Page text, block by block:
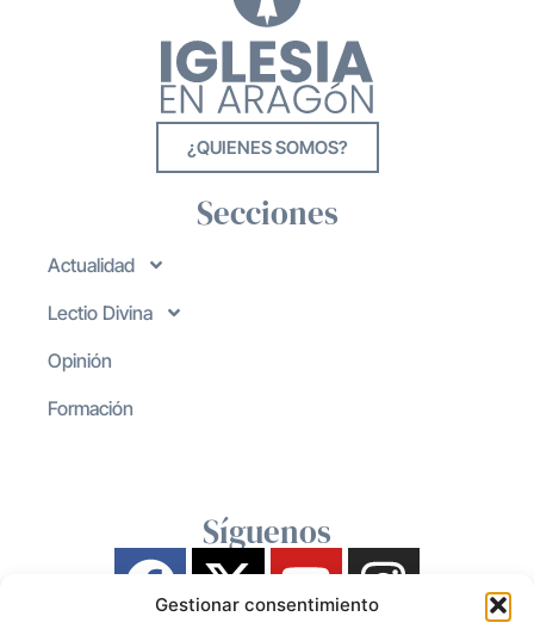
Gestionar consentimiento
¿QUIENES SOMOS?
Secciones
Actualidad
Lectio Divina
Opinión
Formación
Síguenos